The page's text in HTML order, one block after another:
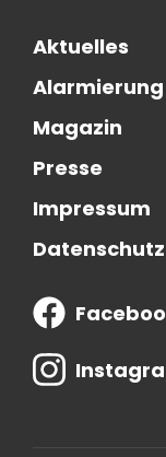
Aktuelles
Alarmierung
Magazin
Presse
Impressum
Datenschutz